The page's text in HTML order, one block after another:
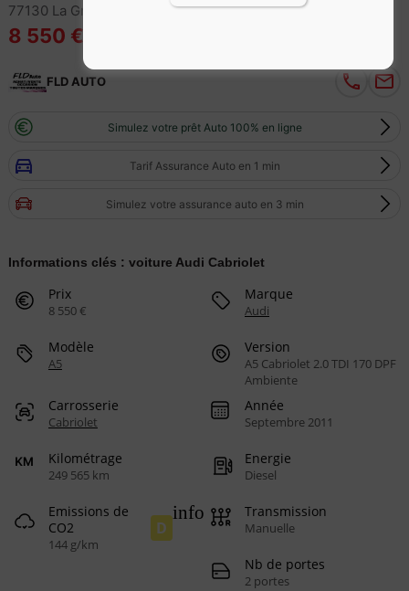
77130 La Grande-Paroisse
8 550 €
FLD AUTO
Simulez votre prêt Auto 100% en ligne
Tarif Assurance Auto en 1 min
Simulez votre assurance auto en 3 min
Informations clés : voiture Audi Cabriolet
Prix
8 550 €
Marque
Audi
Modèle
A5
Version
A5 Cabriolet 2.0 TDI 170 DPF
Ambiente
Carrosserie
Cabriolet
Année
Septembre 2011
Kilométrage
249 565 km
Energie
Diesel
Emissions de
CO2
144 g/km
D
info Transmission
Manuelle
Nb de portes
2 portes